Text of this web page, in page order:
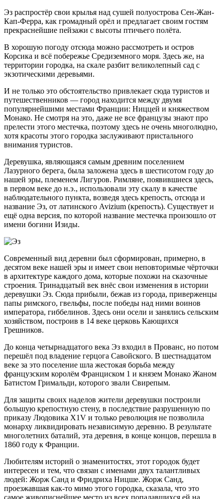
Эз распростёр свои крылья над сушей полуострова Сен-Жан-
Кап-Ферра, как громадный орёл и предлагает своим гостям
прекраснейшие пейзажи с высоты птичьего полёта.
В хорошую погоду отсюда можно рассмотреть и остров
Корсика и всё побережье Средиземного моря. Здесь же, на
территории городка, на скале разбит великолепный сад с
экзотическими деревьями.
И не только это обстоятельство привлекает сюда туристов и
путешественников — город находится между двумя
популярнейшими местами Франции: Ниццей и княжеством
Монако. Не смотря на это, даже не все французы знают про
прелести этого местечка, поэтому здесь не очень многолюдно,
хотя красоты этого городка заслуживают пристального
внимания туристов.
Деревушка, являющаяся самым древним поселением
Лазурного берега, была заложена здесь в шестисотом году до
нашей эры, племенем Лигуров. Римляне, появившиеся здесь,
в первом веке до н.э., использовали эту скалу в качестве
наблюдательного пункта, возведя здесь крепость, отсюда и
название Эз, от латинского Avizium (крепость). Существует и
ещё одна версия, по которой название местечка произошло от
имени богини Изиды.
Современный вид деревни был сформирован, примерно, в
десятом веке нашей эры и имеет свои неповторимые чёрточки
в архитектуре каждого дома, которые похожи на сказочные
строения. Тринадцатый век внёс свои изменения в истории
деревушки Эз. Сюда прибыли, бежав из города, приверженцы
папы римского, гвельфы, после победы над ними воинов
императора, гиббелинов. Здесь они осели и занялись сельским
хозяйством, построив в 14 веке церковь Кающихся
Грешников.
До конца четырнадцатого века Эз входил в Прованс, но потом
перешёл под владение герцога Савойского. В шестнадцатом
веке за это поселение шла жестокая борьба между
французским королём Франциском 1 и князем Монако Жаном
Батистом Гримальди, которого звали Свирепым.
Для защиты своих наделов жители деревушки построили
большую крепостную стену, в последствие разрушенную по
приказу Людовика Х1V и только революция не позволила
монарху ликвидировать независимую деревню. В результате
многолетних баталий, эта деревня, в конце концов, перешла в
1860 году к Франции.
Любителям историй о знаменитостях, этот городок будет
интересен и тем, что связан с именами двух талантливых
людей: Жорж Санд и Фридриха Ницше. Жорж Санд,
проезжавшая как-то мимо этого городка, сказала, что это
самое живописнейшее место из всех попадавшихся ей на